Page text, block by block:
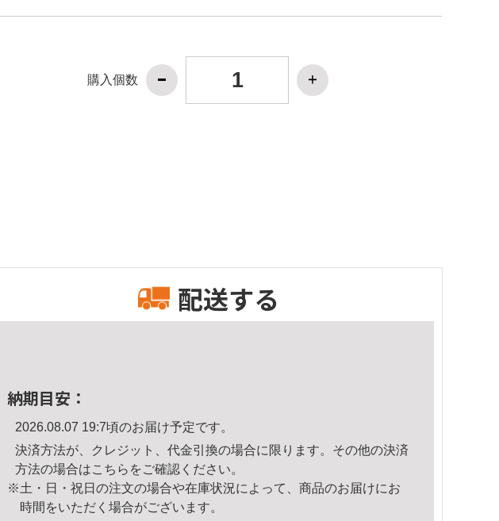
購入個数
配送する
納期目安：
2026.08.07 19:7頃のお届け予定です。
決済方法が、クレジット、代金引換の場合に限ります。その他の決済
方法の場合はこちら をご確認ください。
※土・日・祝日の注文の場合や在庫状況によって、商品のお届けにお
時間をいただく場合がございます。